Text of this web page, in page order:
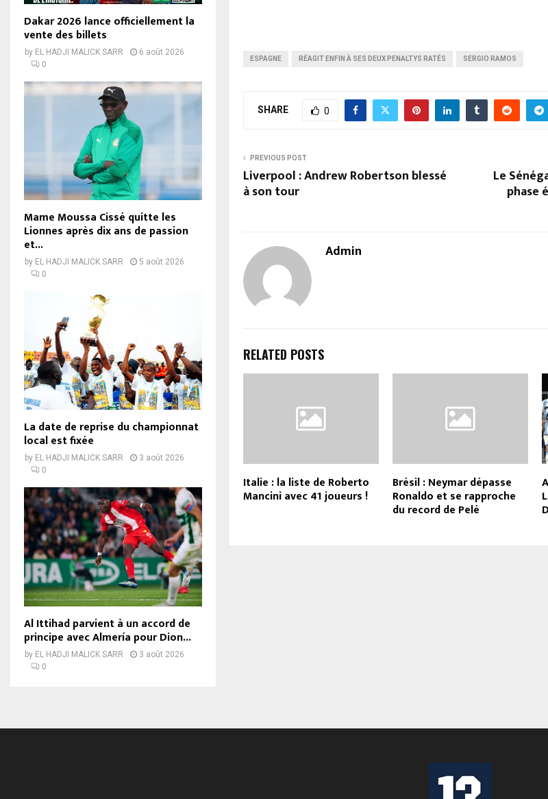
ESPAGNE RÉAGIT ENFIN À SES DEUX PENALTYS RATÉS SERGIO RAMOS
SHARE 0
PREVIOUS POST
Liverpool : Andrew Robertson blessé
à son tour
Le
phase
Admin
RELATED POSTS
Italie : la liste de Roberto
Mancini avec 41 joueurs !
Brésil : Neymar dépasse
Ronaldo et se rapproche
du record de Pelé
Dakar 2026 lance officiellement la
vente des billets
by EL HADJI MALICK SARR
6 août 2026
0
Mame Moussa Cissé quitte les
Lionnes après dix ans de passion
et...
by EL HADJI MALICK SARR
5 août 2026
0
La date de reprise du championnat
local est fixée
by EL HADJI MALICK SARR
3 août 2026
0
Al Ittihad parvient à un accord de
principe avec Almería pour Dion...
by EL HADJI MALICK SARR
3 août 2026
0